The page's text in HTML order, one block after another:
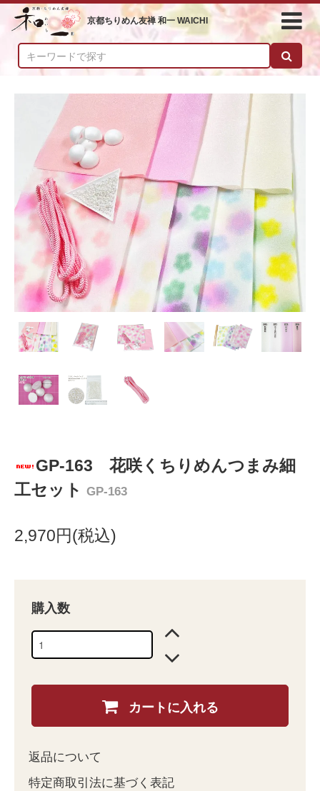
京都ちりめん友禅 和一 WAICHI
GP-163 花咲くちりめんつまみ細
工セット GP-163
2,970円(税込)
購入数
カートに入れる
返品について
特定商取引法に基づく表記